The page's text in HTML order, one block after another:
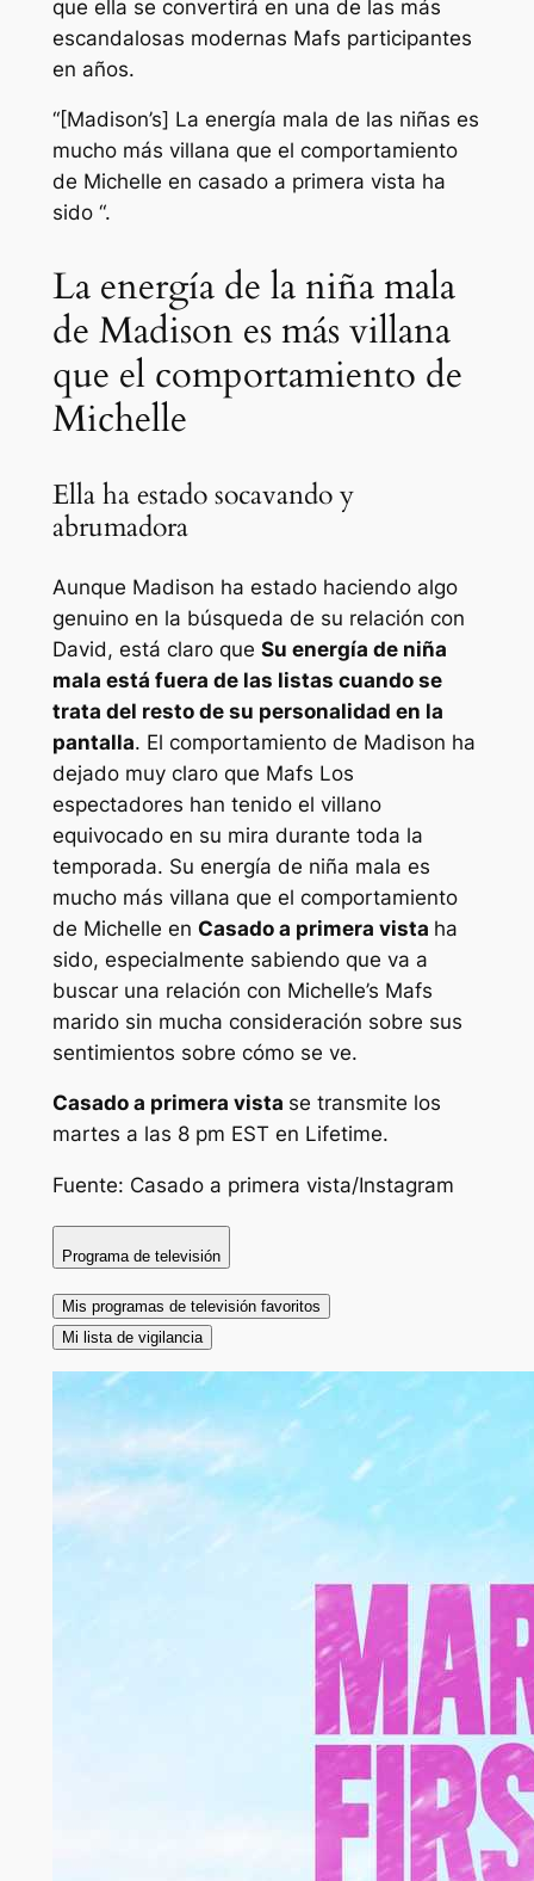
que ella se convertirá en una de las más
escandalosas modernas Mafs participantes
en años.
“[Madison’s] La energía mala de las niñas es
mucho más villana que el comportamiento
de Michelle en casado a primera vista ha
sido “.
La energía de la niña mala
de Madison es más villana
que el comportamiento de
Michelle
Ella ha estado socavando y
abrumadora
Aunque Madison ha estado haciendo algo
genuino en la búsqueda de su relación con
David, está claro que Su energía de niña
mala está fuera de las listas cuando se
trata del resto de su personalidad en la
pantalla. El comportamiento de Madison ha
dejado muy claro que Mafs Los
espectadores han tenido el villano
equivocado en su mira durante toda la
temporada. Su energía de niña mala es
mucho más villana que el comportamiento
de Michelle en Casado a primera vista ha
sido, especialmente sabiendo que va a
buscar una relación con Michelle’s Mafs
marido sin mucha consideración sobre sus
sentimientos sobre cómo se ve.
Casado a primera vista se transmite los
martes a las 8 pm EST en Lifetime.
Fuente: Casado a primera vista/Instagram
Programa de televisión
Mis programas de televisión favoritos
Mi lista de vigilancia